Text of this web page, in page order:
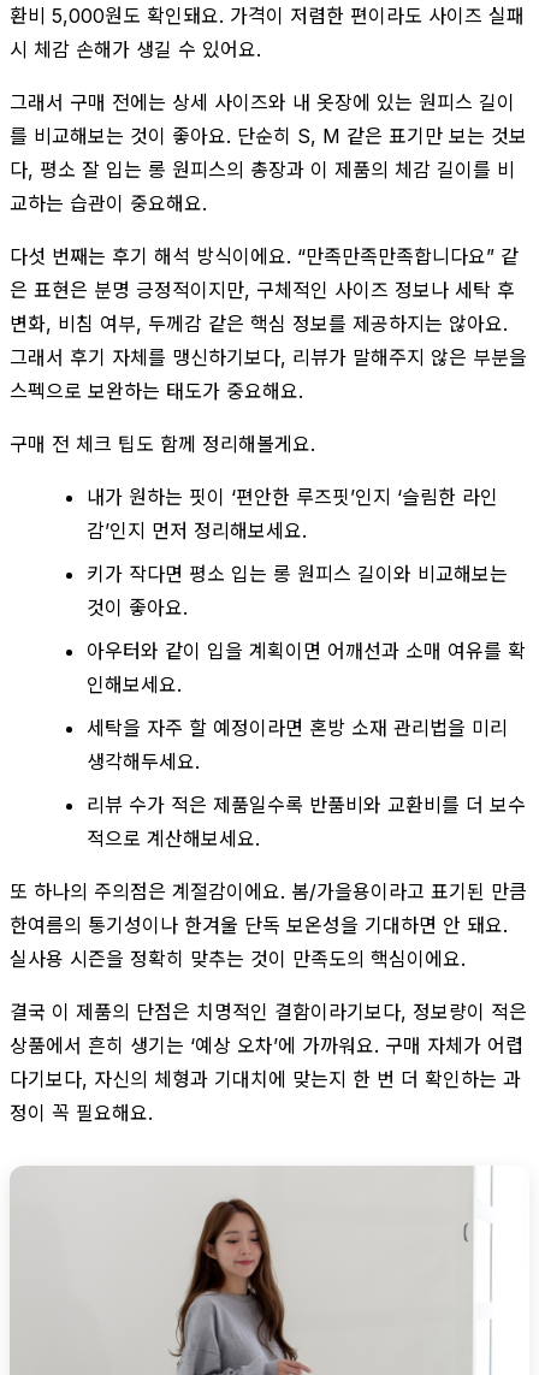
환비 5,000원도 확인돼요. 가격이 저렴한 편이라도 사이즈 실패
시 체감 손해가 생길 수 있어요.
그래서 구매 전에는 상세 사이즈와 내 옷장에 있는 원피스 길이
를 비교해보는 것이 좋아요. 단순히 S, M 같은 표기만 보는 것보
다, 평소 잘 입는 롱 원피스의 총장과 이 제품의 체감 길이를 비
교하는 습관이 중요해요.
다섯 번째는 후기 해석 방식이에요. “만족만족만족합니다요” 같
은 표현은 분명 긍정적이지만, 구체적인 사이즈 정보나 세탁 후
변화, 비침 여부, 두께감 같은 핵심 정보를 제공하지는 않아요.
그래서 후기 자체를 맹신하기보다, 리뷰가 말해주지 않은 부분을
스펙으로 보완하는 태도가 중요해요.
구매 전 체크 팁도 함께 정리해볼게요.
내가 원하는 핏이 ‘편안한 루즈핏’인지 ‘슬림한 라인
감’인지 먼저 정리해보세요.
키가 작다면 평소 입는 롱 원피스 길이와 비교해보는
것이 좋아요.
아우터와 같이 입을 계획이면 어깨선과 소매 여유를 확
인해보세요.
세탁을 자주 할 예정이라면 혼방 소재 관리법을 미리
생각해두세요.
리뷰 수가 적은 제품일수록 반품비와 교환비를 더 보수
적으로 계산해보세요.
또 하나의 주의점은 계절감이에요. 봄/가을용이라고 표기된 만큼
한여름의 통기성이나 한겨울 단독 보온성을 기대하면 안 돼요.
실사용 시즌을 정확히 맞추는 것이 만족도의 핵심이에요.
결국 이 제품의 단점은 치명적인 결함이라기보다, 정보량이 적은
상품에서 흔히 생기는 ‘예상 오차’에 가까워요. 구매 자체가 어렵
다기보다, 자신의 체형과 기대치에 맞는지 한 번 더 확인하는 과
정이 꼭 필요해요.